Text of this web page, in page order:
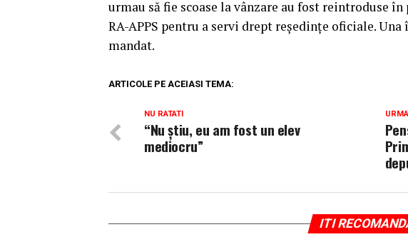
urmau să fie scoase la vânzare au fost reintroduse
RA-APPS pentru a servi drept reşedinţe oficiale.
mandat.
ARTICOLE PE ACEIASI TEMA:
NU RATATI
“Nu ştiu, eu am fost un elev
mediocru”
ITI